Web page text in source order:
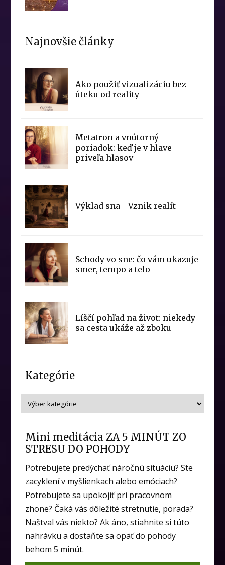
Najnovšie články
Ako použiť vizualizáciu bez
úteku od reality
Metatron a vnútorný
poriadok: keď je v hlave
priveľa hlasov
Výklad sna - Vznik realít
Schody vo sne: čo vám ukazuje
smer, tempo a telo
Líščí pohľad na život: niekedy
sa cesta ukáže až zboku
Kategórie
Mini meditácia ZA 5 MINÚT ZO
STRESU DO POHODY
Potrebujete predýchať náročnú situáciu? Ste
zacyklení v myšlienkach alebo emóciach?
Potrebujete sa upokojiť pri pracovnom
zhone? Čaká vás dôležité stretnutie, porada?
Naštval vás niekto? Ak áno, stiahnite si túto
nahrávku a dostaňte sa opäť do pohody
behom 5 minút.